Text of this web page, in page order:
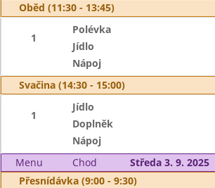
Oběd (11:30 - 13:45)
1
Polévka
Jídlo
Nápoj
Svačina (14:30 - 15:00)
1
Jídlo
Doplněk
Nápoj
Menu
Chod
Středa 3. 9. 2025
Přesnídávka (9:00 - 9:30)